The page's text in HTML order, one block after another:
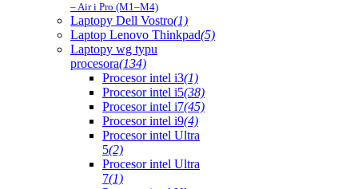
– Air i Pro (M1–M4)
Laptopy Dell Vostro(1)
Laptop Lenovo Thinkpad(5)
Laptopy wg typu
procesora(134)
Procesor intel i3(1)
Procesor intel i5(38)
Procesor intel i7(45)
Procesor intel i9(4)
Procesor intel Ultra
5(2)
Procesor intel Ultra
7(1)